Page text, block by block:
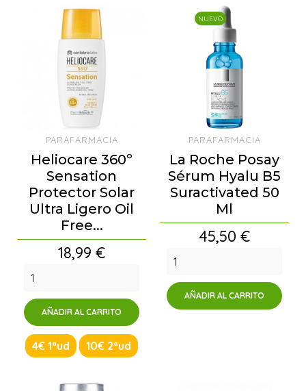
PARAFARMACIA
Heliocare 360º
Sensation
Protector Solar
Ultra Ligero Oil
Free...
Precio
18,99 €
AÑADIR AL CARRITO
4€ 1ªud 10€ 2ªud
PARAFARMACIA
La Roche Posay
Sérum Hyalu B5
Suractivated 50
Ml
Precio
45,50 €
AÑADIR AL CARRITO
NUEVO